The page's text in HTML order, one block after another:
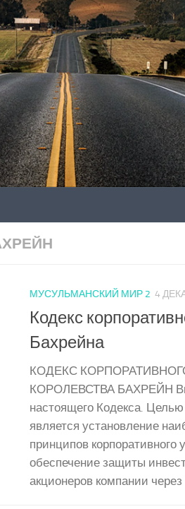
МУСУЛЬМАНСКИЙ МИР 2 4
Кодекс
Бахрейна
КОДЕКС
КОРОЛЕВСТВА БАХРЕЙН
настоящего Кодекса.
является установление
принципов корпоративного
обеспечение защиты
акционеров компании через